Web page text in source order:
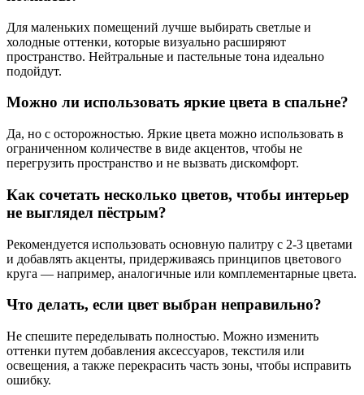
Для маленьких помещений лучше выбирать светлые и
холодные оттенки, которые визуально расширяют
пространство. Нейтральные и пастельные тона идеально
подойдут.
Можно ли использовать яркие цвета в спальне?
Да, но с осторожностью. Яркие цвета можно использовать в
ограниченном количестве в виде акцентов, чтобы не
перегрузить пространство и не вызвать дискомфорт.
Как сочетать несколько цветов, чтобы интерьер
не выглядел пёстрым?
Рекомендуется использовать основную палитру с 2-3 цветами
и добавлять акценты, придерживаясь принципов цветового
круга — например, аналогичные или комплементарные цвета.
Что делать, если цвет выбран неправильно?
Не спешите переделывать полностью. Можно изменить
оттенки путем добавления аксессуаров, текстиля или
освещения, а также перекрасить часть зоны, чтобы исправить
ошибку.